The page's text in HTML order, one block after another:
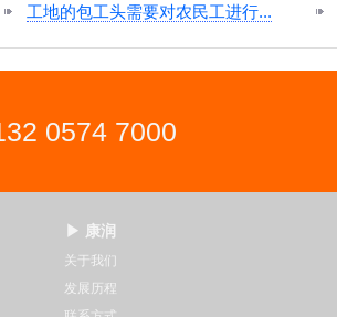
工地的包工头需要对农民工进行...
0574 7000
▶ 康润
关于我们
发展历程